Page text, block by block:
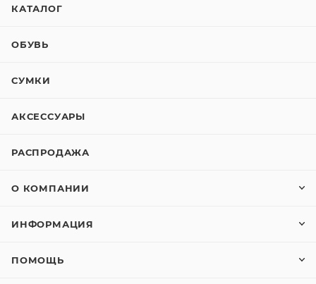
КАТАЛОГ
ОБУВЬ
СУМКИ
АКСЕССУАРЫ
РАСПРОДАЖА
О КОМПАНИИ
ИНФОРМАЦИЯ
ПОМОЩЬ